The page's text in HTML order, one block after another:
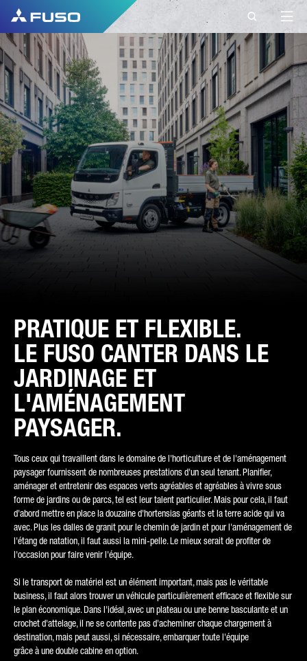
PRATIQUE ET FLEXIBLE.
LE FUSO CANTER DANS LE
JARDINAGE ET
L'AMÉNAGEMENT
PAYSAGER.
Tous ceux qui travaillent dans le domaine de l'horticulture et de l'aménagement
paysager fournissent de nombreuses prestations d'un seul tenant. Planifier,
aménager et entretenir des espaces verts agréables et agréables à vivre sous
forme de jardins ou de parcs, tel est leur talent particulier. Mais pour cela, il faut
d'abord mettre en place la douzaine d'hortensias géants et la terre acide qui va
avec. Plus les dalles de granit pour le chemin de jardin et pour l'aménagement de
l'étang de natation, il faut aussi la mini-pelle. Le mieux serait de profiter de
l'occasion pour faire venir l'équipe.
Si le transport de matériel est un élément important, mais pas le véritable
business, il faut alors trouver un véhicule particulièrement efficace et flexible sur
le plan économique. Dans l'idéal, avec un plateau ou une benne basculante et un
crochet d'attelage, il ne se contente pas d'acheminer chaque chargement à
destination, mais peut aussi, si nécessaire, embarquer toute l'équipe
grâce à une double cabine en option.
CONTACT
FUSO BELGIUM
CONTACT
Vous avez d'autres questions ?
Envoyez-nous votre demande via ce formulaire
de contact.
PRÉNOM*
TYPE DE DEMANDE*
COURRIER ÉLECTRONIQUE*
NUMÉRO DE TÉLÉPHONE*
VOTRE MESSAGE (FACULTATIF)